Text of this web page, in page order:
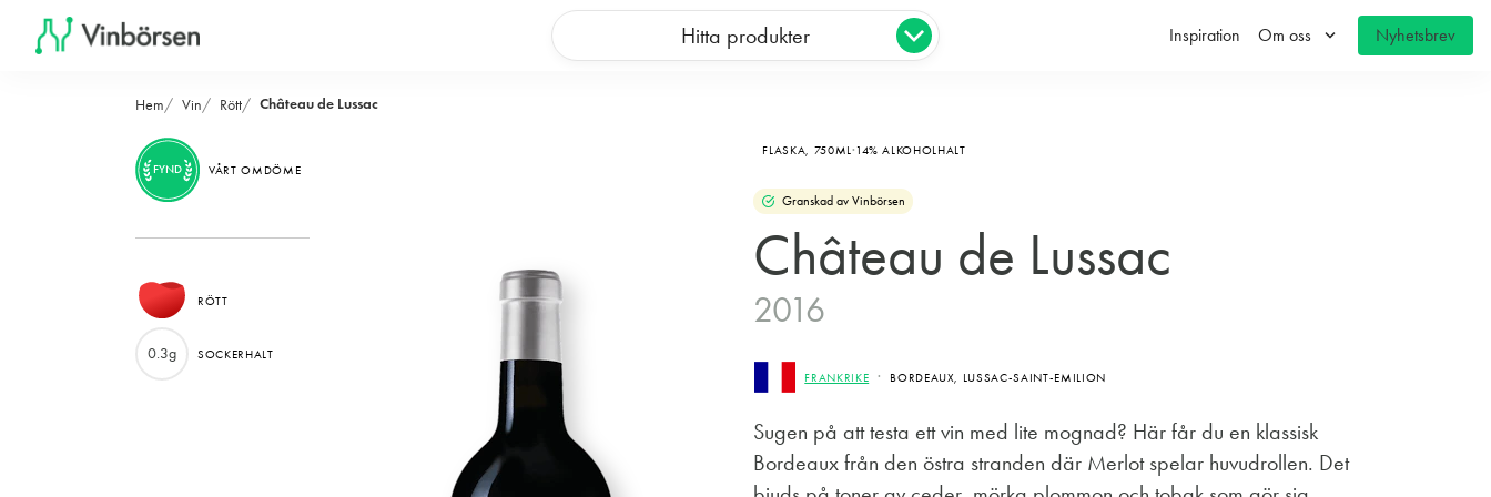
Hitta produkter Inspiration Om oss keyboard_arrow_down Nyhetsbrev
Hem Vin Rött Château de Lussac
FLASKA, 750ML 14% ALKOHOLHALT
Granskad av Vinbörsen
Château de Lussac
2016
FRANKRIKE BORDEAUX, LUSSAC-SAINT-EMILION
Sugen på att testa ett vin med lite mognad? Här får du en klassisk
Bordeaux från den östra stranden där Merlot spelar huvudrollen. Det
FYND VÅRT OMDÖME
RÖTT
0.3g SOCKERHALT